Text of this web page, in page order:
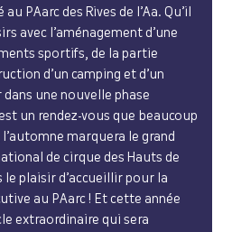
PAarc des Rives de l’Aa. Qu’il
avec l’aménagement d’une
sportifs, de la partie
d’un camping et d’un
une nouvelle phase
un rendez-vous que beaucoup
marquera le grand
de cirque des Hauts de
le plaisir d’accueillir pour la
au PAarc ! Et cette année
extraordinaire qui sera